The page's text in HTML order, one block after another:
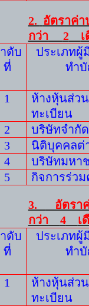
2. อัตราค่า
กว่า
2
ดับ
ที่
ประเภทผู้
ทำ
1
ห้างหุ้นส่ว
ทะเบียน
2 บริษัทจำกัด
3
นิติบุคคลต่
4
บริษัทมหา
5
กิจการร่วม
3.
อัตรา
กว่า
4 เ
ดับ
ที่
ประเภทผู้
ทำ
1
ห้างหุ้นส่ว
ทะเบียน